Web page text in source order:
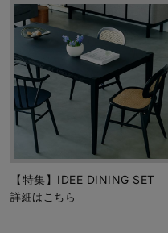
【特集】IDEE DINING SET
詳細はこちら